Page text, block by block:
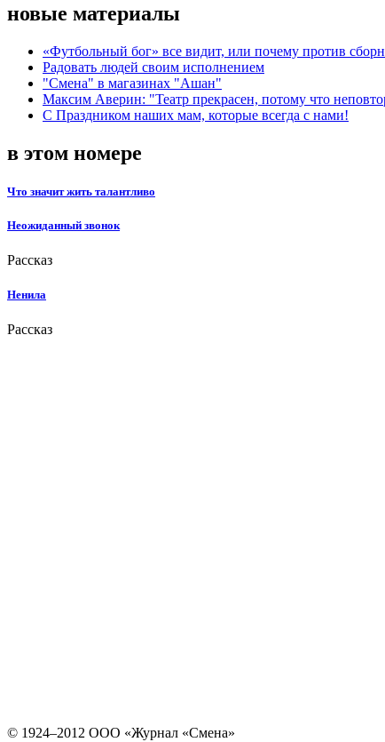
новые материалы
«Футбольный бог» все видит, или почему против
Радовать людей своим исполнением
"Смена" в магазинах "Ашан"
Максим Аверин: "Театр прекрасен, потому что
С Праздником наших мам, которые всегда с нами!
в этом номере
Что значит жить талантливо
Неожиданный звонок
Рассказ
Ненила
Рассказ
© 1924–2012 ООО «Журнал «Смена»